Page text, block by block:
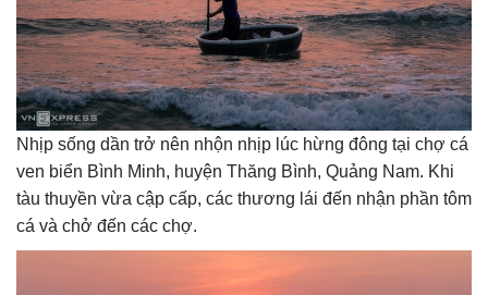
Nhịp sống dần trở nên nhộn nhịp lúc hừng đông tại chợ cá
ven biển Bình Minh, huyện Thăng Bình, Quảng Nam. Khi
tàu thuyền vừa cập cấp, các thương lái đến nhận phần tôm
cá và chở đến các chợ.